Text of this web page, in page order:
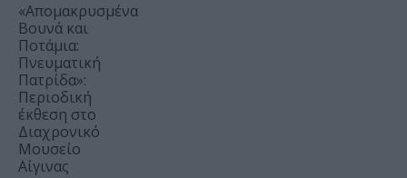
«Απομακρυσμένα
Βουνά και
Ποτάμια:
Πνευματική
Πατρίδα»:
Περιοδική
έκθεση στο
Διαχρονικό
Μουσείο
Αίγινας